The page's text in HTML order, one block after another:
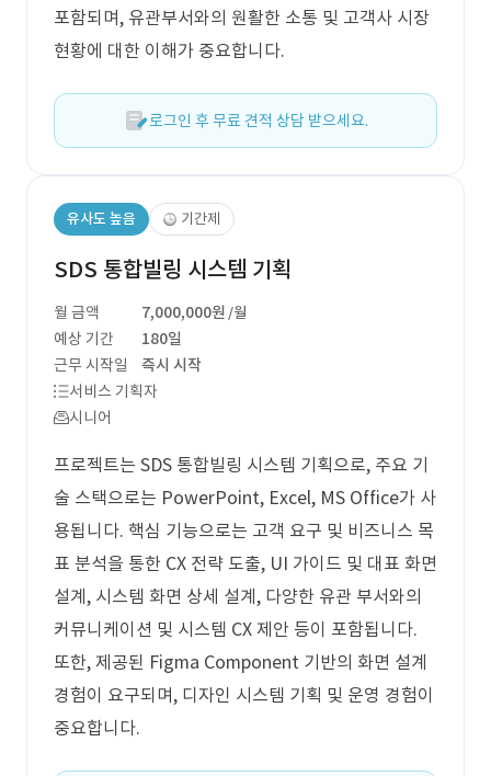
포함되며, 유관부서와의 원활한 소통 및 고객사 시장
현황에 대한 이해가 중요합니다.
로그인 후 무료 견적 상담 받으세요.
유사도 높음 기간제
SDS 통합빌링 시스템 기획
월 금액 7,000,000원 /월
예상 기간
180일
근무 시작일
즉시 시작
서비스 기획자
시니어
프로젝트는 SDS 통합빌링 시스템 기획으로, 주요 기
술 스택으로는 PowerPoint, Excel, MS Office가 사
용됩니다. 핵심 기능으로는 고객 요구 및 비즈니스 목
표 분석을 통한 CX 전략 도출, UI 가이드 및 대표 화면
설계, 시스템 화면 상세 설계, 다양한 유관 부서와의
커뮤니케이션 및 시스템 CX 제안 등이 포함됩니다.
또한, 제공된 Figma Component 기반의 화면 설계
경험이 요구되며, 디자인 시스템 기획 및 운영 경험이
중요합니다.